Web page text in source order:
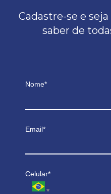
Cadastre-se e
saber de
Nome*
Email*
Celular*